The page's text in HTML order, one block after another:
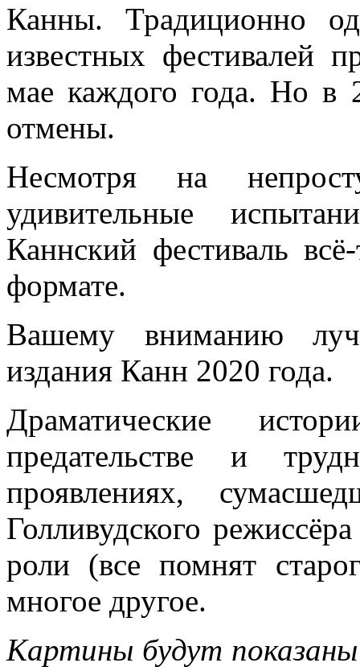
Канны. Традиционно
известных фестивалей
мае каждого года. Но в
отмены.
Несмотря на
удивительные
Каннский фестиваль
формате.
Вашему вниманию
издания Канн 2020 года.
Драматические
предательстве и
проявлениях,
Голливудского
роли (все помнят
многое другое.
Картины будут показаны